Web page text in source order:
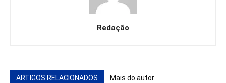
Redação
ARTIGOS RELACIONADOS Mais do autor